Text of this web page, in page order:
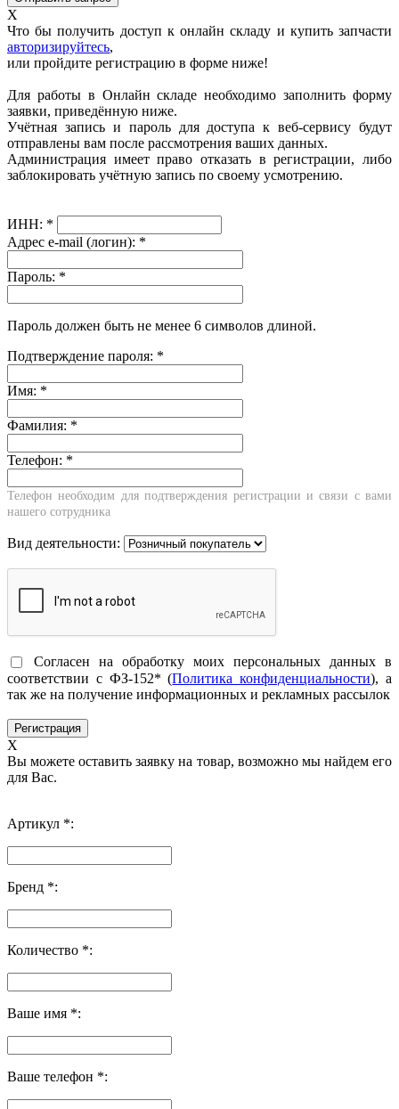
X
Что бы получить доступ к онлайн складу и купить запчасти
авторизируйтесь,
или пройдите регистрацию в форме ниже!
Для работы в Онлайн складе необходимо заполнить форму
заявки, приведённую ниже.
Учётная запись и пароль для доступа к веб-сервису будут
отправлены вам после рассмотрения ваших данных.
Администрация имеет право отказать в регистрации, либо
заблокировать учётную запись по своему усмотрению.
ИНН: *
Адрес e-mail (логин): *
Пароль: *
Пароль должен быть не менее 6 символов длиной.
Подтверждение пароля: *
Имя: *
Фамилия: *
Телефон: *
Телефон необходим для подтверждения регистрации и связи с вами
нашего сотрудника
Вид деятельности:
Согласен на обработку моих персональных данных в
соответствии с ФЗ-152* (Политика конфиденциальности), а
так же на получение информационных и рекламных рассылок
X
Вы можете оставить заявку на товар, возможно мы найдем его
для Вас.
Артикул *:
Бренд *:
Количество *:
Ваше имя *:
Ваше телефон *: